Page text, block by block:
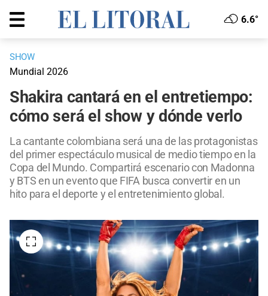
6.6°
SHOW
Mundial 2026
Shakira cantará en el entretiempo:
cómo será el show y dónde verlo
La cantante colombiana será una de las protagonistas
del primer espectáculo musical de medio tiempo en la
Copa del Mundo. Compartirá escenario con Madonna
y BTS en un evento que FIFA busca convertir en un
hito para el deporte y el entretenimiento global.